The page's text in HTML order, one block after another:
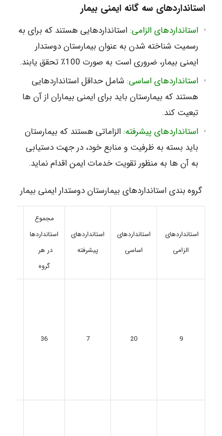
استانداردهای سه گانه ایمنی بیمار
استانداردهای الزامی: استانداردهایی هستند که برای به
رسمیت شناخته شدن به عنوان بیمارستان دوستدار
ایمنی بیمار، ضروری است به صورت 100٪ تحقق یابند.
استانداردهای اساسی: شامل حداقل استانداردهایی
هستند که بیمارستان باید برای ایمنی بیماران از آن ها
تبعیت کند.
استانداردهای پیشرفته: الزاماتی هستند که بیمارستان
باید بسته به ظرفیت و منابع خود، در جهت دستیابی
به آن ها به منظور تقویت خدمات ایمن اقدام نماید.
گروه بندی استانداردهای بیمارستان دوستدار ایمنی بیمار
استانداردهای
الزامی
استانداردهای
اساسی
استانداردهای
پیشرفته
مجموع
استانداردها
در هر
گروه
9
20
7
36